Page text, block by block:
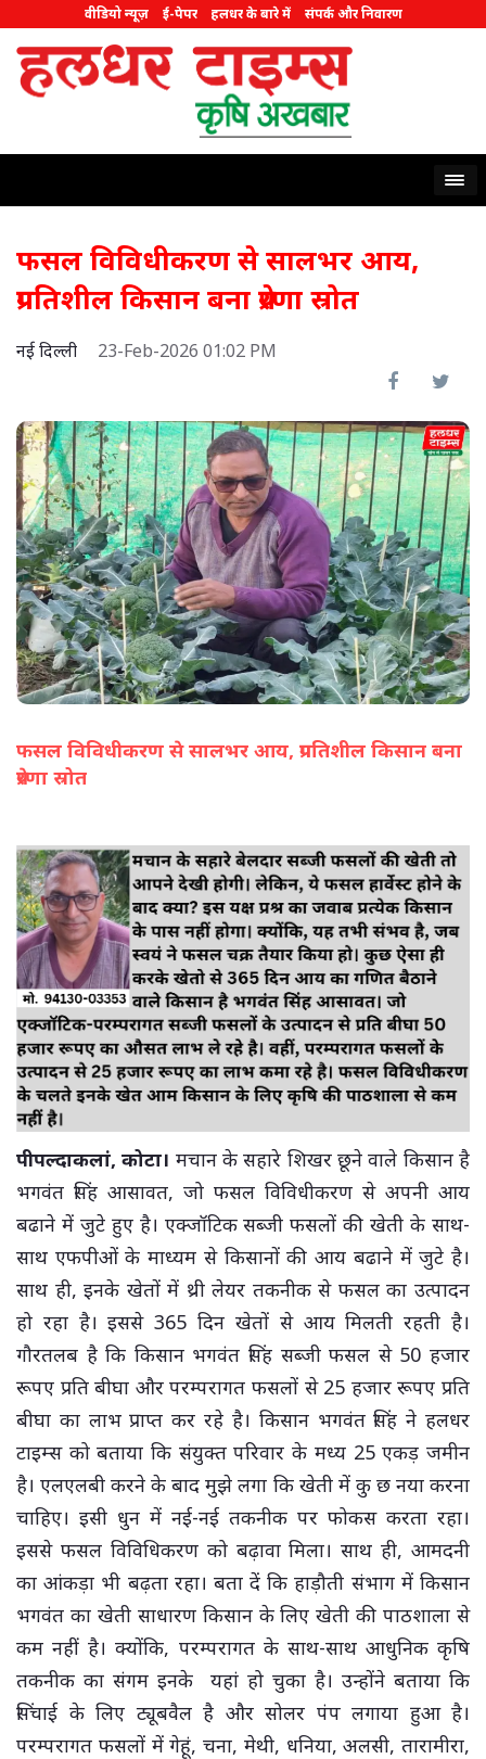
वीडियो न्यूज़ ई-पेपर हलधर के बारे में संपर्क और निवारण
फसल विविधीकरण से सालभर आय,
प्रगतिशील किसान बना प्रेरणा स्रोत
नई दिल्ली 23-Feb-2026 01:02 PM
फसल विविधीकरण से सालभर आय, प्रगतिशील किसान बना
प्रेरणा स्रोत
पीपल्दाकलां, कोटा। मचान के सहारे शिखर छूने वाले किसान है
भगवंत सिंह आसावत, जो फसल विविधीकरण से अपनी आय
बढाने में जुटे हुए है। एक्जॉटिक सब्जी फसलों की खेती के साथ-
साथ एफपीओं के माध्यम से किसानों की आय बढाने में जुटे है।
साथ ही, इनके खेतों में थ्री लेयर तकनीक से फसल का उत्पादन
हो रहा है। इससे 365 दिन खेतों से आय मिलती रहती है।
गौरतलब है कि किसान भगवंत सिंह सब्जी फसल से 50 हजार
रूपए प्रति बीघा और परम्परागत फसलों से 25 हजार रूपए प्रति
बीघा का लाभ प्राप्त कर रहे है। किसान भगवंत सिंह ने हलधर
टाइम्स को बताया कि संयुक्त परिवार के मध्य 25 एकड़ जमीन
है। एलएलबी करने के बाद मुझे लगा कि खेती में कु छ नया करना
चाहिए। इसी धुन में नई-नई तकनीक पर फोकस करता रहा।
इससे फसल विविधिकरण को बढ़ावा मिला। साथ ही, आमदनी
का आंकड़ा भी बढ़ता रहा। बता दें कि हाड़ौती संभाग में किसान
भगवंत का खेती साधारण किसान के लिए खेती की पाठशाला से
कम नहीं है। क्योंकि, परम्परागत के साथ-साथ आधुनिक कृषि
तकनीक का संगम इनके यहां हो चुका है। उन्होंने बताया कि
सिंचाई के लिए ट्यूबवैल है और सोलर पंप लगाया हुआ है।
परम्परागत फसलों में गेहूं, चना, मेथी, धनिया, अलसी, तारामीरा,